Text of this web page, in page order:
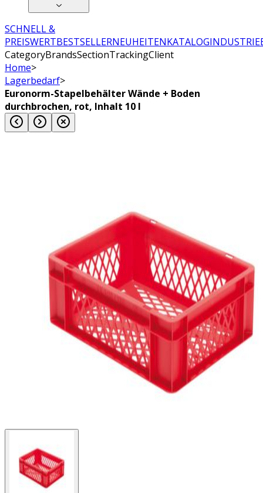
SCHNELL &
PREISWERTBESTSELLERNEUHEITENKATALOG
CategoryBrandsSectionTrackingClient
Home>
Lagerbedarf>
Euronorm-Stapelbehälter Wände + Boden
durchbrochen, rot, Inhalt 10 l